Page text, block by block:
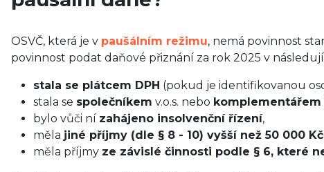
OSVČ, která je v paušálním režimu, nemá povinnost
povinnost podat daňové přiznání za rok 2025 v
stala se plátcem DPH (pokud je identifikovanou
stala se společníkem v.o.s. nebo
bylo vůči ní zahájeno insolvenční řízení,
měla jiné příjmy (dle § 8 - 10) vyšší než 50 000 Kč
měla příjmy ze závislé činnosti podle § 6, které